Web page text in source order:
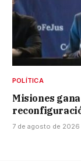
POLÍTICA
Misiones
7 de agosto de 2026